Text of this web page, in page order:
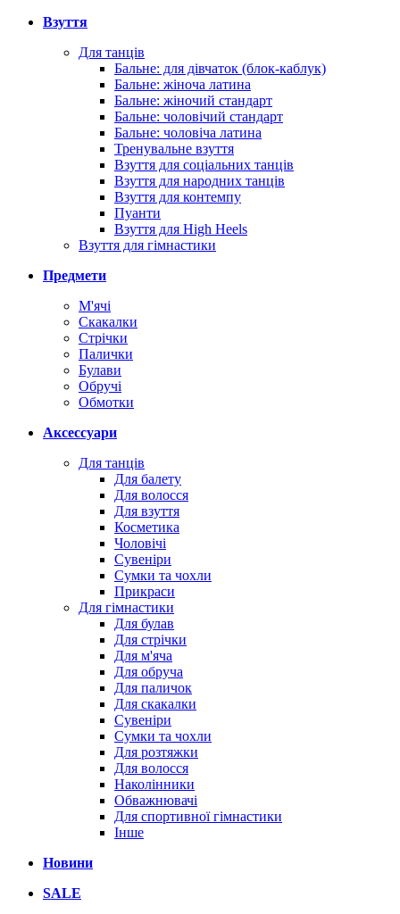
Взуття
Для танців
Бальне: для дівчаток (блок-каблук)
Бальне: жіноча латина
Бальне: жіночий стандарт
Бальне: чоловічий стандарт
Бальне: чоловіча латина
Тренувальне взуття
Взуття для соціальних танців
Взуття для народних танців
Взуття для контемпу
Пуанти
Взуття для High Heels
Взуття для гімнастики
Предмети
М'ячі
Скакалки
Стрічки
Палички
Булави
Обручі
Обмотки
Аксессуари
Для танців
Для балету
Для волосся
Для взуття
Косметика
Чоловічі
Сувеніри
Сумки та чохли
Прикраси
Для гімнастики
Для булав
Для стрічки
Для м'яча
Для обруча
Для паличок
Для скакалки
Сувеніри
Сумки та чохли
Для розтяжки
Для волосся
Наколінники
Обважнювачі
Для спортивної гімнастики
Інше
Новини
SALE